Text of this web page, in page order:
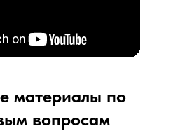
материалы по
вопросам